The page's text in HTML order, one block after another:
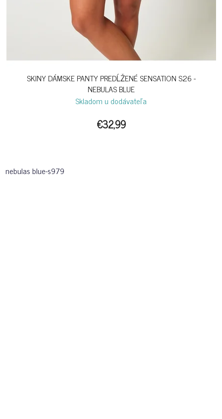
SKINY DÁMSKE PANTY PREDĹŽENÉ SENSATION S26 -
NEBULAS BLUE
Skladom u dodávateľa
€32,99
nebulas blue-s979